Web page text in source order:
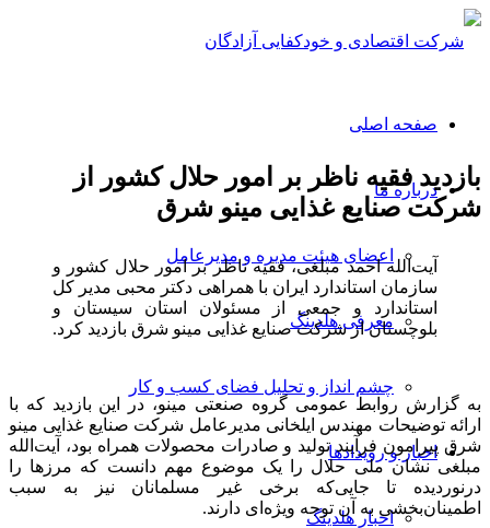
صفحه اصلی
درباره ما
اعضای هیئت مدیره و مدیرعامل
معرفی هلدینگ
چشم انداز و تحلیل فضای کسب و کار
اخبار و رویدادها
اخبار هلدینگ
بازدید فقیه ناظر بر امور حلال کشور از
شرکت صنایع غذایی مینو شرق
آیت‌الله احمد مبلغی، فقیه ناظر بر امور حلال کشور و
سازمان استاندارد ایران با همراهی دکتر محبی مدیر کل
استاندارد و جمعی از مسئولان استان سیستان و
بلوچستان از شرکت صنایع غذایی مینو شرق بازدید کرد.
به گزارش روابط عمومی گروه صنعتی مینو، در این بازدید که با
ارائه توضیحات مهندس ایلخانی مدیرعامل شرکت صنایع غذایی مینو
شرق پیرامون فرآیند تولید و صادرات محصولات همراه بود، آیت‌الله
مبلغی نشان ملی حلال را یک موضوع مهم دانست که مرزها را
درنوردیده تا جایی‌که برخی غیر مسلمانان نیز به سبب
اطمینان‌بخشی به آن توجه ویژه‌ای دارند.